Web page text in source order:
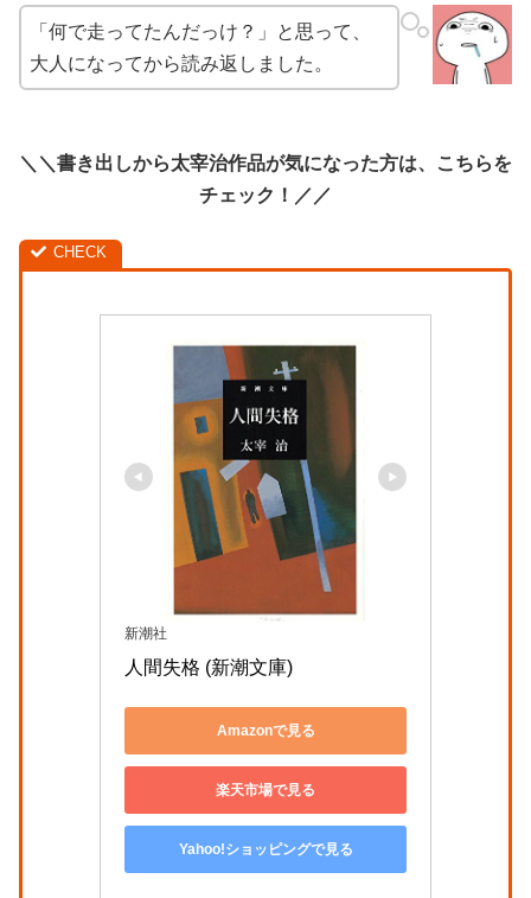
「何で走ってたんだっけ？」と思って、
大人になってから読み返しました。
＼＼書き出しから太宰治作品が気になった方は、こちらを
チェック！／／
新潮社
人間失格 (新潮文庫)
Amazonで見る
楽天市場で見る
Yahoo!ショッピングで見る